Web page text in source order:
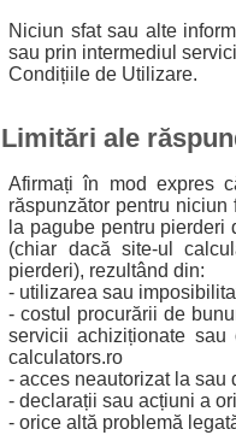
Niciun sfat sau alte
sau prin intermediul
Condițiile de Utilizare.
Limitări ale
Afirmați în mod expres
răspunzător pentru
la pagube pentru
(chiar dacă site-ul
pierderi), rezultând din:
- utilizarea sau
- costul procurării de
servicii achiziționate
calculators.ro
- acces neautorizat la sau
- declarații sau acțiuni a
- orice altă problemă